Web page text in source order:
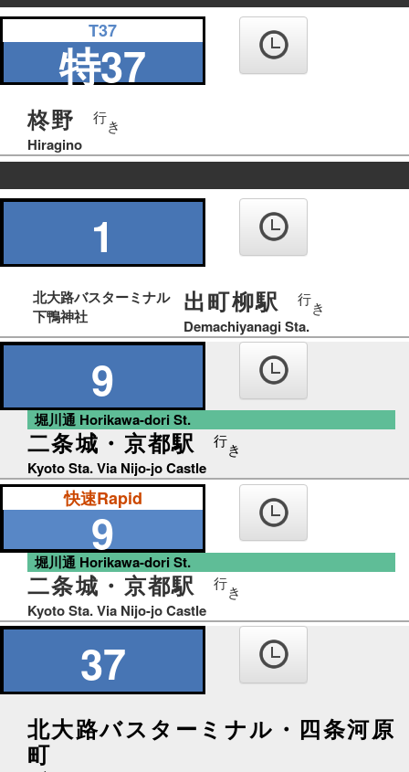
の
り T37
特37
柊野 行き
Hiragino
の
1
北大路バスターミナル
下鴨神社
出町柳駅 行き
Demachiyanagi Sta.
9
堀川通 Horikawa-dori St.
二条城・京都駅 行き
Kyoto Sta. Via Nijo-jo Castle
快速Rapid
9
堀川通 Horikawa-dori St.
二条城・京都駅 行き
Kyoto Sta. Via Nijo-jo Castle
37
北大路バスターミナル・四条河原
町